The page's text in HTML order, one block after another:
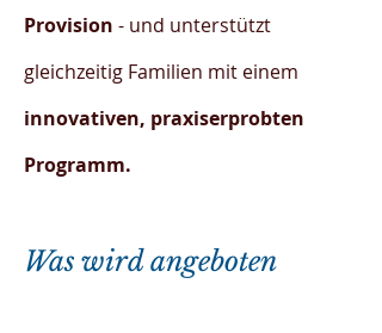
Provision - und unterstützt
gleichzeitig Familien mit einem
innovativen, praxiserprobten
Programm.
Was wird angeboten